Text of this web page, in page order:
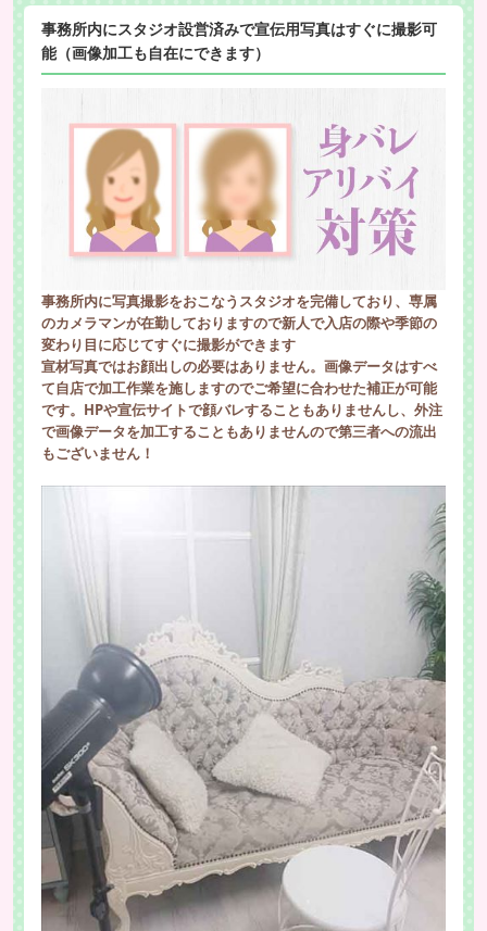
事務所内にスタジオ設営済みで宣伝用写真はすぐに撮影可
能（画像加工も自在にできます）
事務所内に写真撮影をおこなうスタジオを完備しており、専属
のカメラマンが在勤しておりますので新人で入店の際や季節の
変わり目に応じてすぐに撮影ができます
宣材写真ではお顔出しの必要はありません。画像データはすべ
て自店で加工作業を施しますのでご希望に合わせた補正が可能
です。HPや宣伝サイトで顔バレすることもありませんし、外注
で画像データを加工することもありませんので第三者への流出
もございません！